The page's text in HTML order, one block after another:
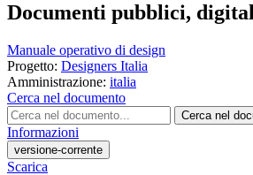
Documenti pubblici,
Manuale operativo di design
Progetto: Designers Italia
Amministrazione: italia
Cerca nel documento
Cerca nel
Informazioni
versione-corrente
Scarica